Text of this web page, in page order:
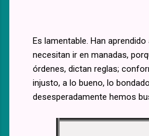
Es lamentable. Han
necesitan ir en manadas,
órdenes, dictan reglas;
injusto, a lo bueno, lo
desesperadamente hemos